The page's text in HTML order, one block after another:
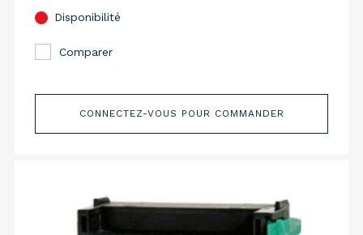
Disponibilité
Comparer
CONNECTEZ-VOUS POUR COMMANDER